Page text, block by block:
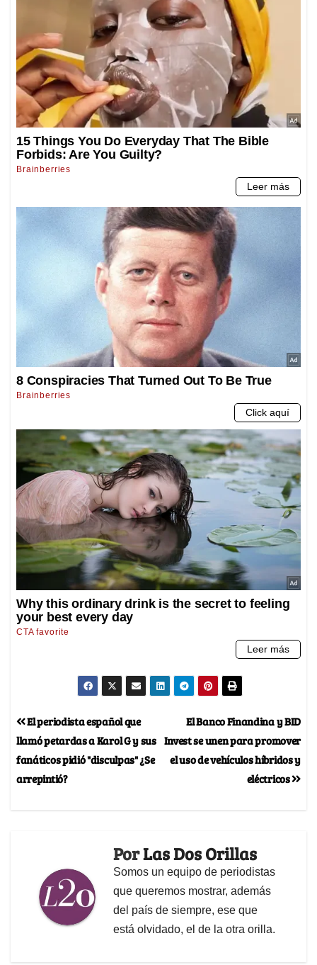
El Banco Finandina y BID
Invest se unen para promover
el uso de vehículos híbridos y
eléctricos
El periodista español que
llamó petardas a Karol G y sus
fanáticos pidió "disculpas" ¿Se
arrepintió?
PorLas Dos Orillas
Somos un equipo de periodistas
que queremos mostrar, además
del país de siempre, ese que
está olvidado, el de la otra orilla.